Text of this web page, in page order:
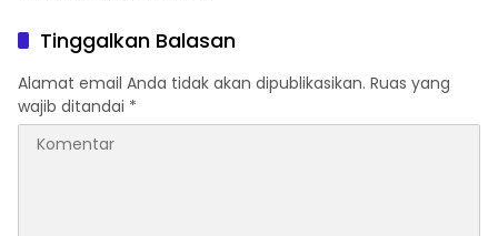
dan Pertamina
Tinggalkan Balasan
Alamat email Anda tidak akan dipublikasikan. Ruas yang
wajib ditandai *